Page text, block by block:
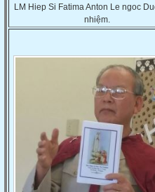
LM Hiep Si Fatima Anton Le ngoc
nhiệm.